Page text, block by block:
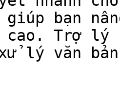
giúp bạn
Trợ lý
lý văn